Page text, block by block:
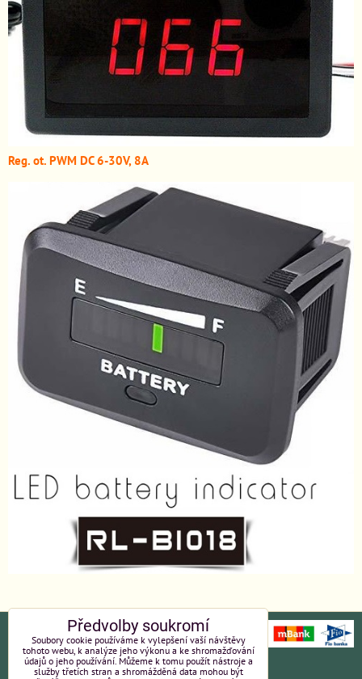
Reg. ot. PWM DC 6-30V, 8A
Ochrana osobních údajů Platební údaje
Předvolby soukromí
Soubory cookie používáme k vylepšení vaší návštěvy
tohoto webu, k analýze jeho výkonu a ke shromažďování
údajů o jeho používání. Můžeme k tomu použít nástroje a
služby třetích stran a shromážděná data mohou být